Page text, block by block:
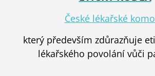
České lékařské
který především zdůrazňuje
lékařského povolání vůči